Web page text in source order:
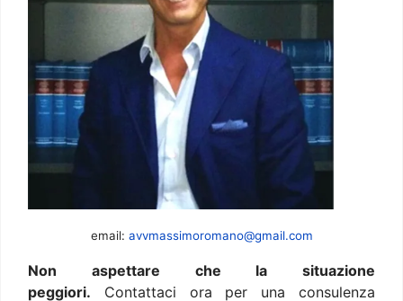
email: avvmassimoromano@gmail.com
Non aspettare che la situazione
peggiori. Contattaci ora per una consulenza